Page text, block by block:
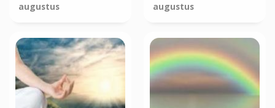
augustus
augustus